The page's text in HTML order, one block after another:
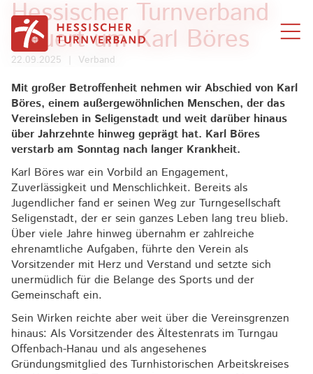
Zum Inhalt springen
Hessischer Turnverband
trauert um Karl Böres
22.09.2025 Verband
Mit großer Betroffenheit nehmen wir Abschied von Karl
Böres, einem außergewöhnlichen Menschen, der das
Vereinsleben in Seligenstadt und weit darüber hinaus
über Jahrzehnte hinweg geprägt hat. Karl Böres
verstarb am Sonntag nach langer Krankheit.
Karl Böres war ein Vorbild an Engagement,
Zuverlässigkeit und Menschlichkeit. Bereits als
Jugendlicher fand er seinen Weg zur Turngesellschaft
Seligenstadt, der er sein ganzes Leben lang treu blieb.
Über viele Jahre hinweg übernahm er zahlreiche
ehrenamtliche Aufgaben, führte den Verein als
Vorsitzender mit Herz und Verstand und setzte sich
unermüdlich für die Belange des Sports und der
Gemeinschaft ein.
Sein Wirken reichte aber weit über die Vereinsgrenzen
hinaus: Als Vorsitzender des Ältestenrats im Turngau
Offenbach-Hanau und als angesehenes
Gründungsmitglied des Turnhistorischen Arbeitskreises